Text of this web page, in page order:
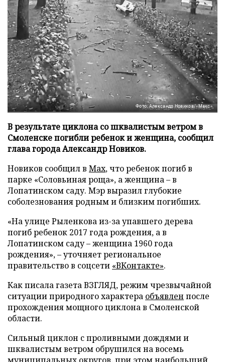
Фото: Александр Новиков/«Макс»
В результате циклона со шквалистым ветром в
Смоленске погибли ребенок и женщина, сообщил
глава города Александр Новиков.
Новиков сообщил в Мах, что ребенок погиб в
парке «Соловьиная роща», а женщина – в
Лопатинском саду. Мэр выразил глубокие
соболезнования родным и близким погибших.
«На улице Рыленкова из-за упавшего дерева
погиб ребенок 2017 года рождения, а в
Лопатинском саду – женщина 1960 года
рождения», – уточняет региональное
правительство в соцсети «ВКонтакте».
Как писала газета ВЗГЛЯД, режим чрезвычайной
ситуации природного характера объявлен после
прохождения мощного циклона в Смоленской
области.
Сильный циклон с проливными дождями и
шквалистым ветром обрушился на восемь